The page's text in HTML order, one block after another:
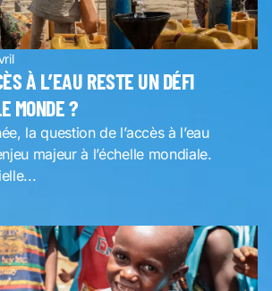
À L’EAU RESTE UN DÉFI
MONDE ?
la question de l’accès à l’eau
majeur à l’échelle mondiale.